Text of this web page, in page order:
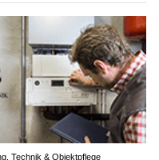
Technik & Objektpflege